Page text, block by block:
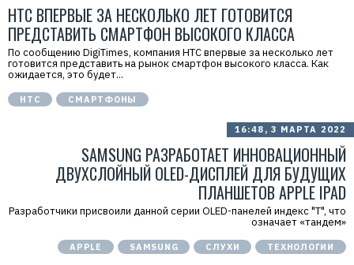
HTC ВПЕРВЫЕ ЗА НЕСКОЛЬКО ЛЕТ ГОТОВИТСЯ
ПРЕДСТАВИТЬ СМАРТФОН ВЫСОКОГО КЛАССА
По сообщению DigiTimes, компания HTC впервые за несколько лет
готовится представить на рынок смартфон высокого класса. Как
ожидается, это будет...
HTC СМАРТФОНЫ
16:48, 3 МАРТА 2022
SAMSUNG РАЗРАБОТАЕТ ИННОВАЦИОННЫЙ
ДВУХСЛОЙНЫЙ OLED-ДИСПЛЕЙ ДЛЯ БУДУЩИХ
ПЛАНШЕТОВ APPLE IPAD
Разработчики присвоили данной серии OLED-панелей индекс "T", что
означает «тандем»
APPLE SAMSUNG СЛУХИ ТЕХНОЛОГИИ